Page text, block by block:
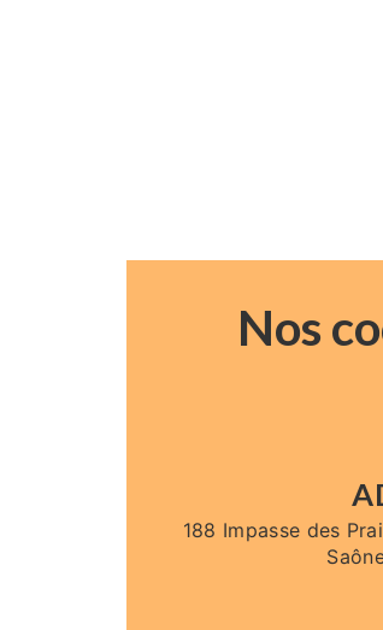
Nos
188 Impasse des